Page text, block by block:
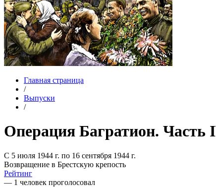
Главная страница
/
Выпуски
/
Операция Багратион. Часть
С 5 июля 1944 г. по 16 сентября 1944 г.
Возвращение в Брестскую крепость
Рейтинг
— 1 человек проголосовал